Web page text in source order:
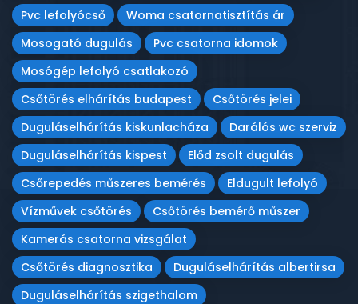
Pvc lefolyócső
Woma csatornatisztítás ár
Mosogató dugulás
Pvc csatorna idomok
Mosógép lefolyó csatlakozó
Csőtörés elhárítás budapest
Csőtörés jelei
Duguláselhárítás kiskunlacháza
Darálós wc szerviz
Duguláselhárítás kispest
Előd zsolt dugulás
Csőrepedés műszeres bemérés
Eldugult lefolyó
Vízművek csőtörés
Csőtörés bemérő műszer
Kamerás csatorna vizsgálat
Csőtörés diagnosztika
Duguláselhárítás albertirsa
Duguláselhárítás szigethalom